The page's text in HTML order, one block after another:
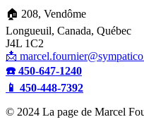
🏠 208, Vendôme
Longueuil, Canada, Québec
J4L 1C2
📩
☎️ 450-647-1240
📱 450-448-7392
© 2024 La page de Marcel